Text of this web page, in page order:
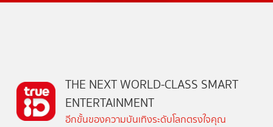
THE NEXT WORLD-CLASS SMART
ENTERTAINMENT
อีกขั้นของความบันเทิงระดับโลกตรงใจคุณ